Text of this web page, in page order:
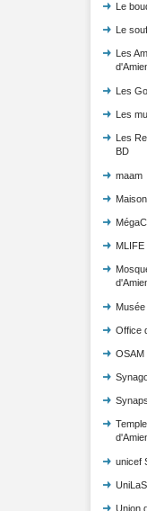
Le
Le
Les
Les
Les
Les
BD
maam
MLIFE
Office
OSAM
unicef
Union